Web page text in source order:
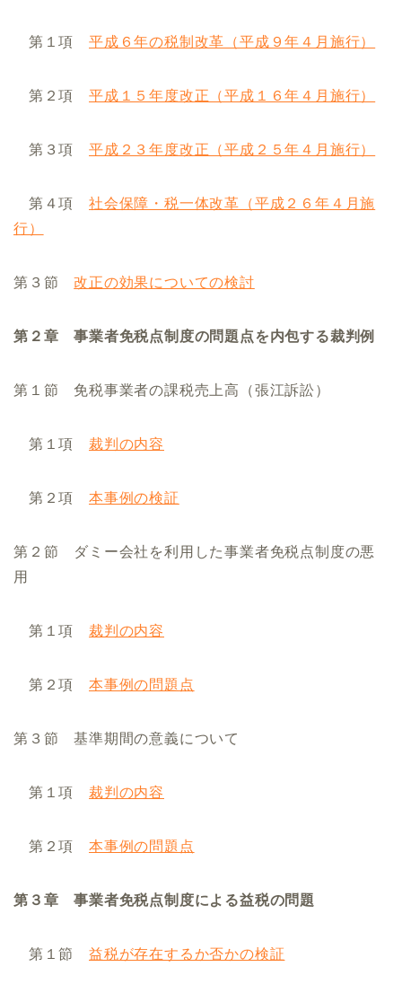
第１項 平成６年の税制改革（平成９年４月施行）
第２項 平成１５年度改正（平成１６年４月施行）
第３項 平成２３年度改正（平成２５年４月施行）
第４項 社会保障・税一体改革（平成２６年４月施
行）
第３節改正の効果についての検討
第２章 事業者免税点制度の問題点を内包する裁判例
第１節 免税事業者の課税売上高（張江訴訟）
第１項 裁判の内容
第２項 本事例の検証
第２節 ダミー会社を利用した事業者免税点制度の悪
用
第１項 裁判の内容
第２項 本事例の問題点
第３節 基準期間の意義について
第１項 裁判の内容
第２項 本事例の問題点
第３章 事業者免税点制度による益税の問題
第１節 益税が存在するか否かの検証